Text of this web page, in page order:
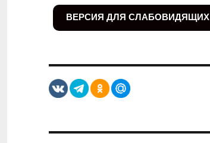
ВЕРСИЯ ДЛЯ СЛАБОВИДЯЩИХ